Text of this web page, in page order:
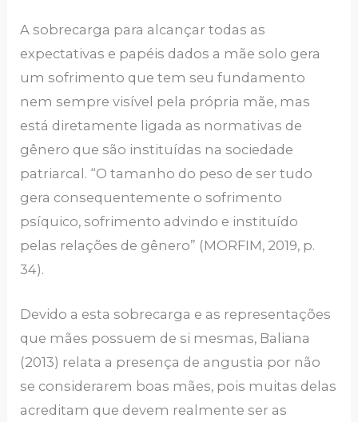
A sobrecarga para alcançar todas as
expectativas e papéis dados a mãe solo gera
um sofrimento que tem seu fundamento
nem sempre visível pela própria mãe, mas
está diretamente ligada as normativas de
gênero que são instituídas na sociedade
patriarcal. “O tamanho do peso de ser tudo
gera consequentemente o sofrimento
psíquico, sofrimento advindo e instituído
pelas relações de gênero” (MORFIM, 2019, p.
34).
Devido a esta sobrecarga e as representações
que mães possuem de si mesmas, Baliana
(2013) relata a presença de angustia por não
se considerarem boas mães, pois muitas delas
acreditam que devem realmente ser as